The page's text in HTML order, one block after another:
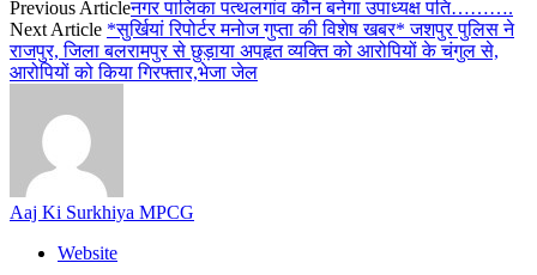
Previous Articleनगर पालिका पत्थलगांव कौन बनेगा उपाध्यक्ष पति……….
Next Article *सुर्खियां रिपोर्टर मनोज गुप्ता की विशेष खबर* जशपुर पुलिस ने
राजपुर, जिला बलरामपुर से छुड़ाया अपहृत व्यक्ति को आरोपियों के चंगुल से,
आरोपियों को किया गिरफ्तार,भेजा जेल
Aaj Ki Surkhiya MPCG
Website